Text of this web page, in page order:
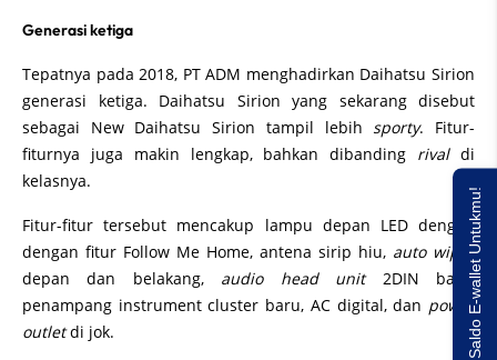
Generasi ketiga
Tepatnya pada 2018, PT ADM menghadirkan Daihatsu Sirion
generasi ketiga. Daihatsu Sirion yang sekarang disebut
sebagai New Daihatsu Sirion tampil lebih sporty. Fitur-
fiturnya juga makin lengkap, bahkan dibanding rivaldi
kelasnya.
Fitur-fitur tersebut mencakup lampu depan LED dengan
dengan fitur Follow Me Home, antena sirip hiu, auto wiper
depan dan belakang, audio head unit2DIN baru,
penampang instrument cluster baru, AC digital, dan power
outletdi jok. Saldo E-wallet Untukmu!